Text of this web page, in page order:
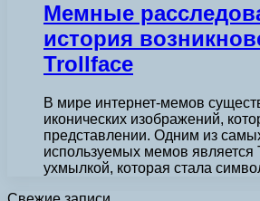
Мемные
история
Trollface
В мире интернет-мемов
иконических изображений,
представлении. Одним из
используемых мемов является
ухмылкой, которая стала